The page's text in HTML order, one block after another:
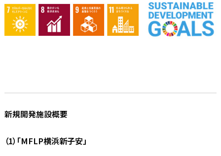
新規開発施設概要
（1）「MFLP横浜新子安」